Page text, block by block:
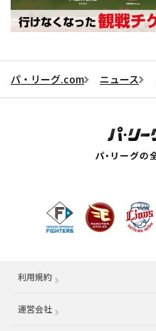
パ・リーグ.com ニュース
利用規約
運営会社 （別ウィンドウで開く）